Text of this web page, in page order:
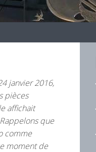
janvier 2016,
pièces
affichait
que
comme
moment de